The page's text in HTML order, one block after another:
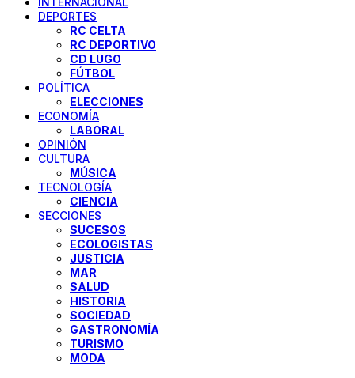
DEPORTES
RC CELTA
RC DEPORTIVO
CD LUGO
FÚTBOL
POLÍTICA
ELECCIONES
ECONOMÍA
LABORAL
OPINIÓN
CULTURA
MÚSICA
TECNOLOGÍA
CIENCIA
SECCIONES
SUCESOS
ECOLOGISTAS
JUSTICIA
MAR
SALUD
HISTORIA
SOCIEDAD
GASTRONOMÍA
TURISMO
MODA